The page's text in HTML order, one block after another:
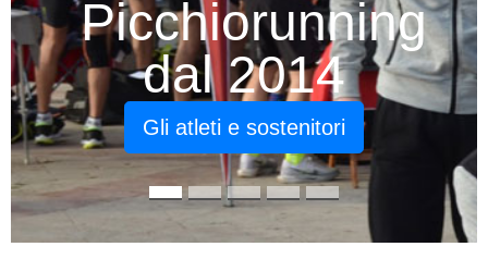
Picchiorunning
dal 2014
Gli atleti e sostenitori